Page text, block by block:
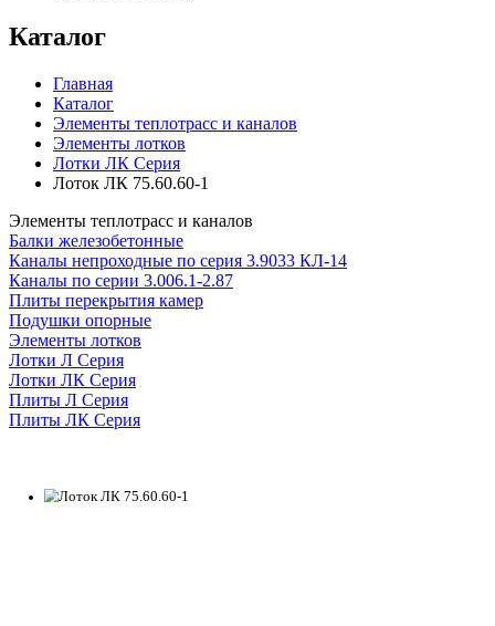
Каталог
Главная
Каталог
Элементы теплотрасс и каналов
Элементы лотков
Лотки ЛК Серия
Лоток ЛК 75.60.60-1
Элементы теплотрасс и каналов
Балки железобетонные
Каналы непроходные по серия 3.9033 КЛ-14
Каналы по серии 3.006.1-2.87
Плиты перекрытия камер
Подушки опорные
Элементы лотков
Лотки Л Серия
Лотки ЛК Серия
Плиты Л Серия
Плиты ЛК Серия